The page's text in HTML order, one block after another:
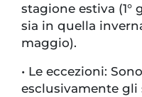
stagione estiva (1°
sia in quella
maggio).
• Le eccezioni:
esclusivamente